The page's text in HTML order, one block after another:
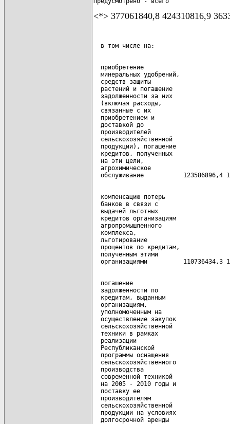
<*> 377061840,8 424310816,9
  приобретение
  минеральных удобрений,
  средств защиты
  растений и погашение
  задолженности за них
  (включая расходы,
  связанные с их
  приобретением и
  доставкой до
  производителей
  сельскохозяйственной
  продукции), погашение
  кредитов, полученных
  на эти цели,
  агрохимическое
  компенсацию потерь
  банков в связи с
  выдачей льготных
  кредитов организациям
  агропромышленного
  комплекса,
  льготирование
  процентов по кредитам,
  полученным этими
  погашение
  задолженности по
  кредитам, выданным
  организациям,
  уполномоченным на
  осуществление закупок
  сельскохозяйственной
  техники в рамках
  реализации
  Республиканской
  программы оснащения
  сельскохозяйственного
  производства
  современной техникой
  на 2005 - 2010 годы и
  поставку ее
  производителям
  сельскохозяйственной
  продукции на условиях
  долгосрочной аренды